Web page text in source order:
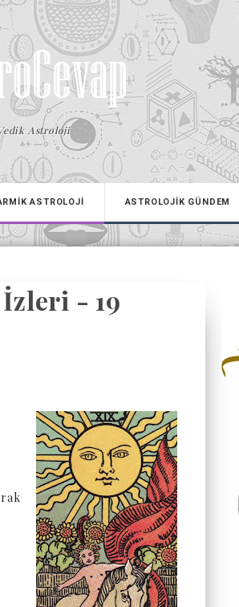
Astroloji
ASTROLOJİ ASTROLOJİK GÜNDEM
- 19